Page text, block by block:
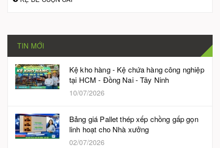
TIN MỚI
Kệ kho hàng - Kệ chứa hàng công nghiệp
tại HCM - Đồng Nai - Tây Ninh
10/07/2026
Bảng giá Pallet thép xếp chồng gấp gọn
linh hoạt cho Nhà xưởng
02/07/2026